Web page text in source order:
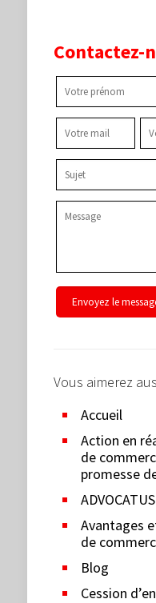
Contactez-
Vous aimerez
Accueil
Action en
de
promesse
Avantages
de
Blog
Cession